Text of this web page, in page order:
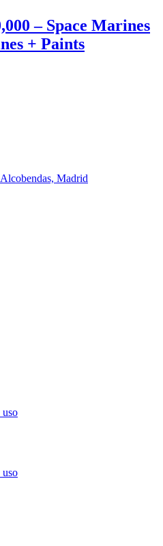
– Space Marines
+ Paints
Madrid
uso
uso